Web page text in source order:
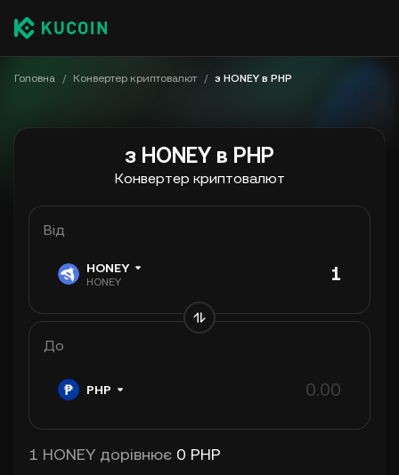
Головна / Конвертер криптовалют / з HONEY в PHP
з HONEY в PHP
Конвертер криптовалют
Від
HONEY
HONEY
До
PHP
1 HONEY дорівнює 0 PHP